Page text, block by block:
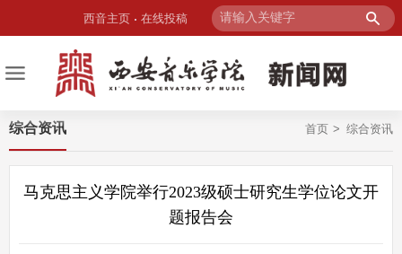
西音主页 在线投稿
首页 综合资讯
综合资讯
马克思主义学院举行2023级硕士研究生学位论文开
题报告会